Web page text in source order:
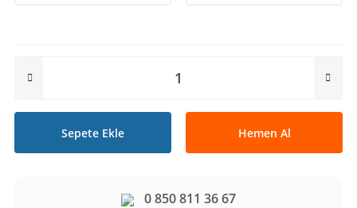
Sepete Ekle Hemen Al
0 850 811 36 67